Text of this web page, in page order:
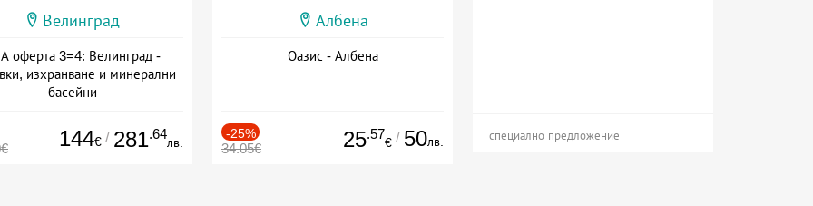
Велинград
оферта 3=4: Велинград -
изхранване и минерални
басейни
144€ / 281.64
лв.
Албена
Оазис - Албена
-25%
34.05€ 25.57
€ / 50лв. специално предложение